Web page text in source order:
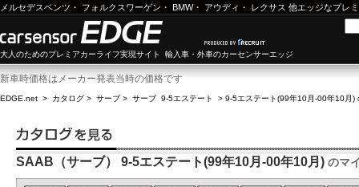
メルセデスベンツ ・ フォルクスワーゲン ・ BMW・ アウディ ・ レクサス 他エッジなプレ
大人のためのプレミアカーライフ実現サイト 輸入車・外車のカーセンサーエッジ
新車時価格はメーカー発表当時の価格です
EDGE.net > カタログ > サーブ > サーブ 9-5エステート > 9-5エステート(99年10月-00年10月)
SAAB（サーブ） 9-5エステート(99年10月-00年10月) のマ